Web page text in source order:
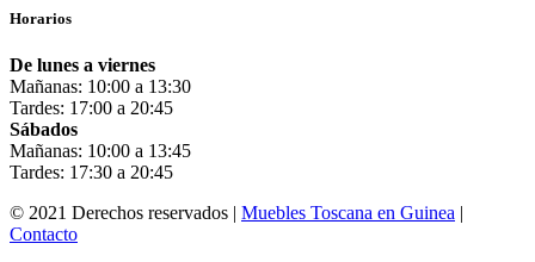
Horarios
De lunes a viernes
Mañanas: 10:00 a 13:30
Tardes: 17:00 a 20:45
Sábados
Mañanas: 10:00 a 13:45
Tardes: 17:30 a 20:45
© 2021 Derechos reservados | Muebles Toscana en Guinea |
Contacto